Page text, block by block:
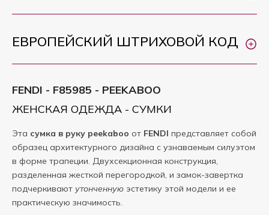
ЕВРОПЕЙСКИЙ ШТРИХОВОЙ КОД
FENDI - F85985 - PEEKABOO
ЖЕНСКАЯ ОДЕЖДА - СУМКИ
Эта сумка в руку peekaboo от FENDI представляет собой
образец архитектурного дизайна с узнаваемым силуэтом
в форме трапеции. Двухсекционная конструкция,
разделенная жесткой перегородкой, и замок-завертка
подчеркивают утонченную эстетику этой модели и ее
практическую значимость.